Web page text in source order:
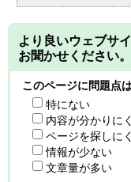
より良いウェブサ
お聞かせください。
このページに問題点
特にない
内容が分かりに
ページを探しに
情報が少ない
文章量が多い